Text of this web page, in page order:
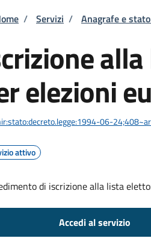
di
/ Servizi / Anagrafe e
elezioni
06-
attivo
di iscrizione alla lista
Accedi al servizio